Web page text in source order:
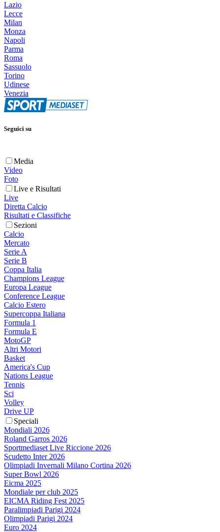
Lazio
Lecce
Milan
Monza
Napoli
Parma
Roma
Sassuolo
Torino
Udinese
Venezia
Seguici su
Media
Video
Foto
Live e Risultati
Live
Diretta Calcio
Risultati e Classifiche
Sezioni
Calcio
Mercato
Serie A
Serie B
Coppa Italia
Champions League
Europa League
Conference League
Calcio Estero
Supercoppa Italiana
Formula 1
Formula E
MotoGP
Altri Motori
Basket
America's Cup
Nations League
Tennis
Sci
Volley
Drive UP
Speciali
Mondiali 2026
Roland Garros 2026
Sportmediaset Live Riccione 2026
Scudetto Inter 2026
Olimpiadi Invernali Milano Cortina 2026
Super Bowl 2026
Eicma 2025
Mondiale per club 2025
EICMA Riding Fest 2025
Paralimpiadi Parigi 2024
Olimpiadi Parigi 2024
Euro 2024